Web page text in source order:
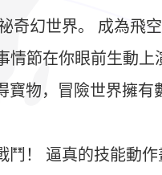
幻世界。 成為飛
情節在你眼前生動上
物，冒險世界擁
！ 逼真的技能動